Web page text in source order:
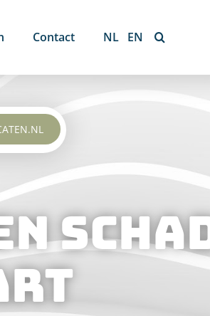
Contact NL EN